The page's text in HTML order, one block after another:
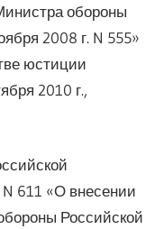
обороны
2008 г. N 555»
юстиции
2010 г.,
611 «О внесении
Российской